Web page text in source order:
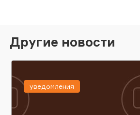
Другие новости
уведомления